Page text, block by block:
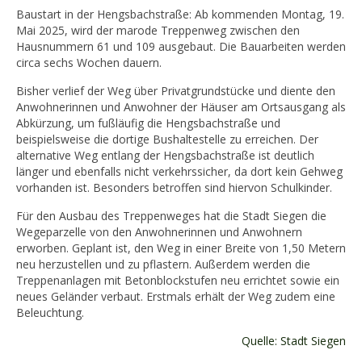
Baustart in der Hengsbachstraße: Ab kommenden Montag, 19.
Mai 2025, wird der marode Treppenweg zwischen den
Hausnummern 61 und 109 ausgebaut. Die Bauarbeiten werden
circa sechs Wochen dauern.
Bisher verlief der Weg über Privatgrundstücke und diente den
Anwohnerinnen und Anwohner der Häuser am Ortsausgang als
Abkürzung, um fußläufig die Hengsbachstraße und
beispielsweise die dortige Bushaltestelle zu erreichen. Der
alternative Weg entlang der Hengsbachstraße ist deutlich
länger und ebenfalls nicht verkehrssicher, da dort kein Gehweg
vorhanden ist. Besonders betroffen sind hiervon Schulkinder.
Für den Ausbau des Treppenweges hat die Stadt Siegen die
Wegeparzelle von den Anwohnerinnen und Anwohnern
erworben. Geplant ist, den Weg in einer Breite von 1,50 Metern
neu herzustellen und zu pflastern. Außerdem werden die
Treppenanlagen mit Betonblockstufen neu errichtet sowie ein
neues Geländer verbaut. Erstmals erhält der Weg zudem eine
Beleuchtung.
Quelle: Stadt Siegen